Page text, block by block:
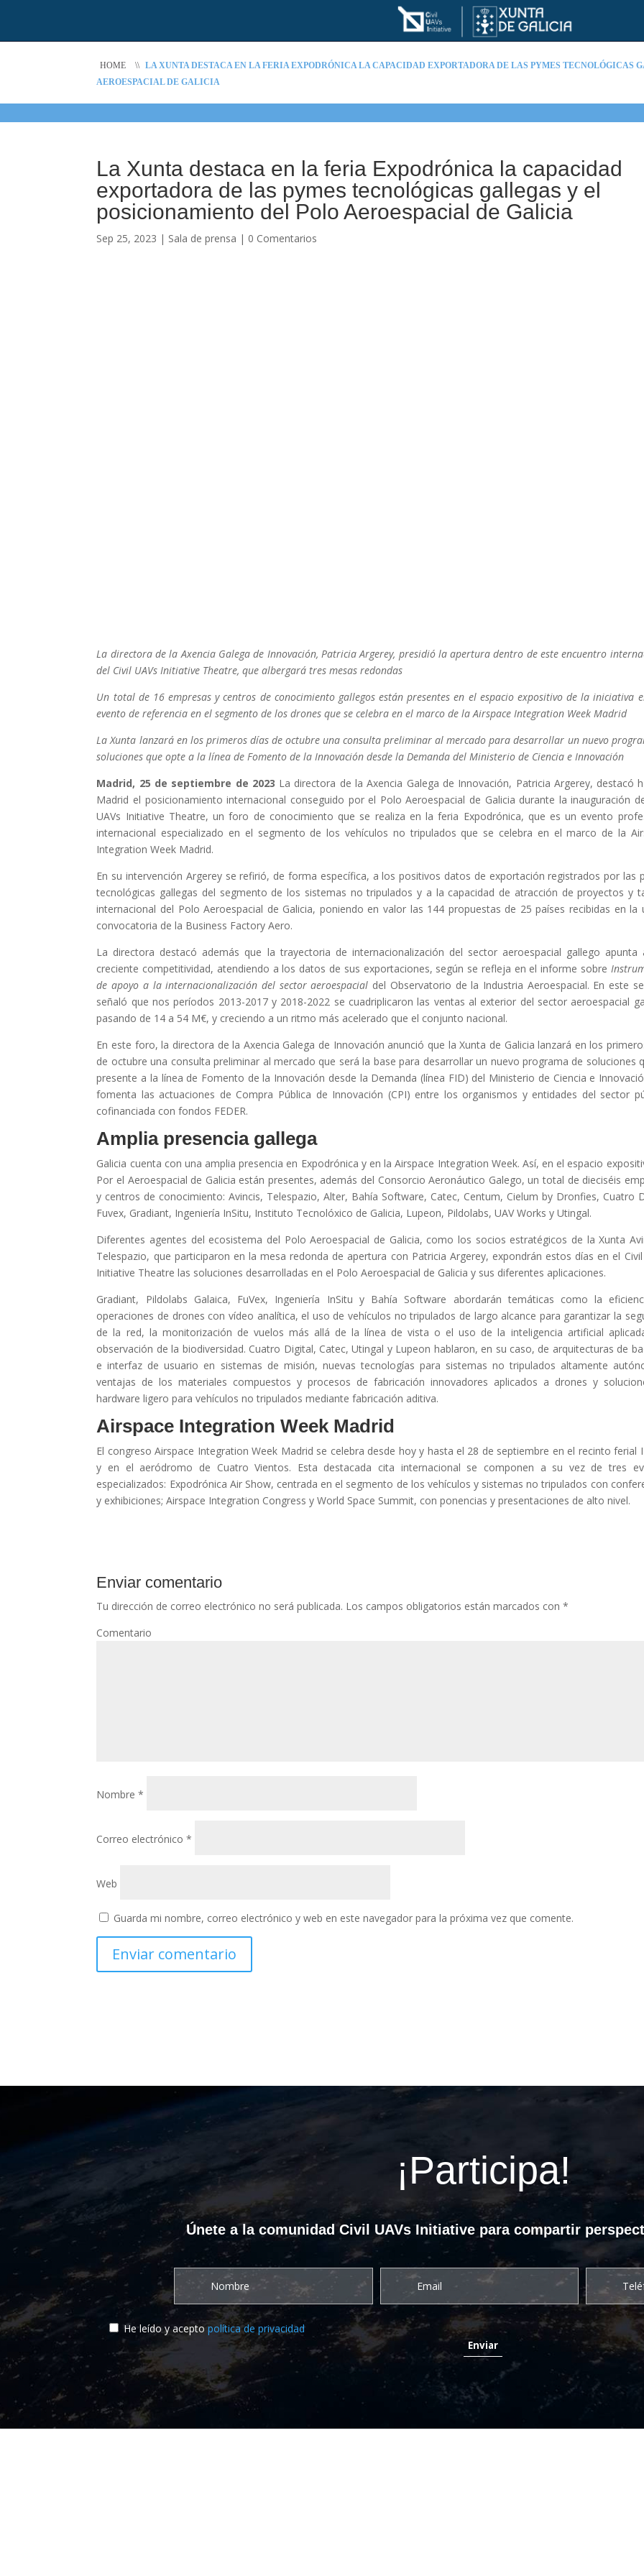
HOME \\
LA XUNTA DESTACA EN LA FERIA EXPODRÓNICA LA CAPACIDAD EXPORTADORA DE LAS PYMES TECNOLÓGICAS
AEROESPACIAL DE GALICIA
La Xunta destaca en la feria Expodrónica la capacidad
exportadora de las pymes tecnológicas gallegas y el
posicionamiento del Polo Aeroespacial de Galicia
Sep 25, 2023 | Sala de prensa | 0 Comentarios
La directora de la Axencia Galega de Innovación, Patricia Argerey, presidió la apertura dentro de este encuentro
del Civil UAVs Initiative Theatre, que albergará tres mesas redondas
Un total de 16 empresas y centros de conocimiento gallegos están presentes en el espacio expositivo de la iniciativa
evento de referencia en el segmento de los drones que se celebra en el marco de la Airspace Integration Week Madrid
La Xunta lanzará en los primeros días de octubre una consulta preliminar al mercado para desarrollar un nuevo
soluciones que opte a la línea de Fomento de la Innovación desde la Demanda del Ministerio de Ciencia e Innovación
Madrid, 25 de septiembre de 2023 La directora de la Axencia Galega de Innovación, Patricia Argerey, destacó
Madrid el posicionamiento internacional conseguido por el Polo Aeroespacial de Galicia durante la inauguración
UAVs Initiative Theatre, un foro de conocimiento que se realiza en la feria Expodrónica, que es un evento
internacional especializado en el segmento de los vehículos no tripulados que se celebra en el marco de la
Integration Week Madrid.
En su intervención Argerey se refirió, de forma específica, a los positivos datos de exportación registrados por las
tecnológicas gallegas del segmento de los sistemas no tripulados y a la capacidad de atracción de proyectos y
internacional del Polo Aeroespacial de Galicia, poniendo en valor las 144 propuestas de 25 países recibidas en la
convocatoria de la Business Factory Aero.
La directora destacó además que la trayectoria de internacionalización del sector aeroespacial gallego apunta
creciente competitividad, atendiendo a los datos de sus exportaciones, según se refleja en el informe sobre
de apoyo a la internacionalización del sector aeroespacial del Observatorio de la Industria Aeroespacial. En este
señaló que nos períodos 2013-2017 y 2018-2022 se cuadriplicaron las ventas al exterior del sector aeroespacial
pasando de 14 a 54 M€, y creciendo a un ritmo más acelerado que el conjunto nacional.
En este foro, la directora de la Axencia Galega de Innovación anunció que la Xunta de Galicia lanzará en los
de octubre una consulta preliminar al mercado que será la base para desarrollar un nuevo programa de soluciones
presente a la línea de Fomento de la Innovación desde la Demanda (línea FID) del Ministerio de Ciencia e
fomenta las actuaciones de Compra Pública de Innovación (CPI) entre los organismos y entidades del sector
cofinanciada con fondos FEDER.
Amplia presencia gallega
Galicia cuenta con una amplia presencia en Expodrónica y en la Airspace Integration Week. Así, en el espacio
Por el Aeroespacial de Galicia están presentes, además del Consorcio Aeronáutico Galego, un total de dieciséis
y centros de conocimiento: Avincis, Telespazio, Alter, Bahía Software, Catec, Centum, Cielum by Dronfies, Cuatro
Fuvex, Gradiant, Ingeniería InSitu, Instituto Tecnolóxico de Galicia, Lupeon, Pildolabs, UAV Works y Utingal.
Diferentes agentes del ecosistema del Polo Aeroespacial de Galicia, como los socios estratégicos de la Xunta
Telespazio, que participaron en la mesa redonda de apertura con Patricia Argerey, expondrán estos días en el Civil
Initiative Theatre las soluciones desarrolladas en el Polo Aeroespacial de Galicia y sus diferentes aplicaciones.
Gradiant, Pildolabs Galaica, FuVex, Ingeniería InSitu y Bahía Software abordarán temáticas como la
operaciones de drones con vídeo analítica, el uso de vehículos no tripulados de largo alcance para garantizar la
de la red, la monitorización de vuelos más allá de la línea de vista o el uso de la inteligencia artificial
observación de la biodiversidad. Cuatro Digital, Catec, Utingal y Lupeon hablaron, en su caso, de arquitecturas de
e interfaz de usuario en sistemas de misión, nuevas tecnologías para sistemas no tripulados altamente
ventajas de los materiales compuestos y procesos de fabricación innovadores aplicados a drones y
hardware ligero para vehículos no tripulados mediante fabricación aditiva.
Airspace Integration Week Madrid
El congreso Airspace Integration Week Madrid se celebra desde hoy y hasta el 28 de septiembre en el recinto ferial
y en el aeródromo de Cuatro Vientos. Esta destacada cita internacional se componen a su vez de tres
especializados: Expodrónica Air Show, centrada en el segmento de los vehículos y sistemas no tripulados con
y exhibiciones; Airspace Integration Congress y World Space Summit, con ponencias y presentaciones de alto nivel.
Enviar comentario
Tu dirección de correo electrónico no será publicada. Los campos obligatorios están marcados con*
Nombre*
Correo electrónico*
Web
Guarda mi nombre, correo electrónico y web en este navegador para la próxima vez que comente.
¡Participa!
Únete a la comunidad Civil UAVs Initiative para compartir
He leído y aceptopolítica de privacidad